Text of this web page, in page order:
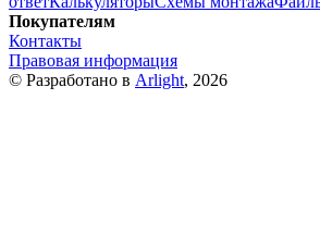
Покупателям
Контакты
Правовая информация
© Разработано в Arlight, 2026